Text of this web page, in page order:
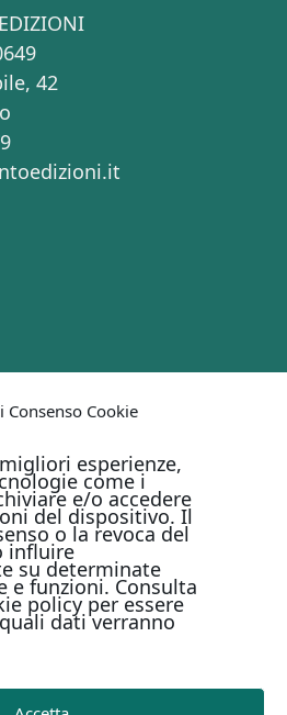
Consenso Cookie
esperienze,
come i
e/o accedere
del dispositivo. Il
o la revoca del
influire
su determinate
e funzioni. Consulta
policy per essere
dati verranno
42
CON